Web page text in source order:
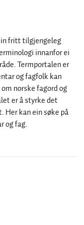
fritt tilgjengeleg
innanfor ei
Termportalen er
og fagfolk kan
norske fagord og
er å styrke det
Her kan ein søke på
og fag.